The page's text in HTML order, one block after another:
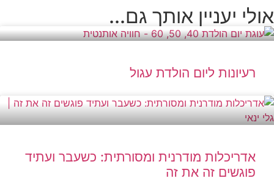
אולי יעניין אותך גם...
רעיונות ליום הולדת עגול
אדריכלות מודרנית ומסורתית: כשעבר ועתיד
פוגשים זה את זה